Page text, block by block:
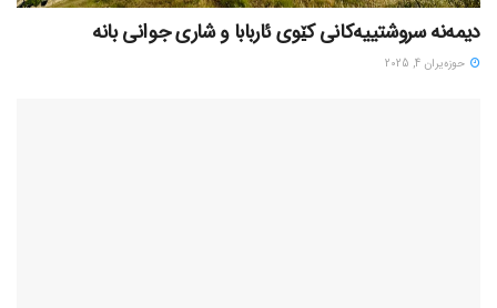
حوزه‌یران 4, 2025